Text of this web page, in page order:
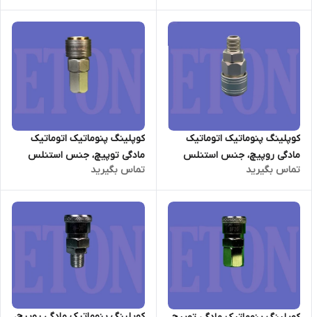
کوپلینگ پنوماتیک اتوماتیک
مادگی روپیچ، جنس استنلس
استیل
تماس بگیرید
کوپلینگ پنوماتیک اتوماتیک
مادگی توپیچ، جنس استنلس
استیل
تماس بگیرید